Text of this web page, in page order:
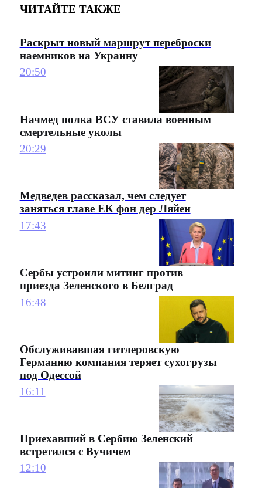
ЧИТАЙТЕ ТАКЖЕ
Раскрыт новый маршрут переброски
наемников на Украину
20:50
Начмед полка ВСУ ставила военным
смертельные уколы
20:29
Медведев рассказал, чем следует
заняться главе ЕК фон дер Ляйен
17:43
Сербы устроили митинг против
приезда Зеленского в Белград
16:48
Обслуживавшая гитлеровскую
Германию компания теряет сухогрузы
под Одессой
16:11
Приехавший в Сербию Зеленский
встретился с Вучичем
12:10